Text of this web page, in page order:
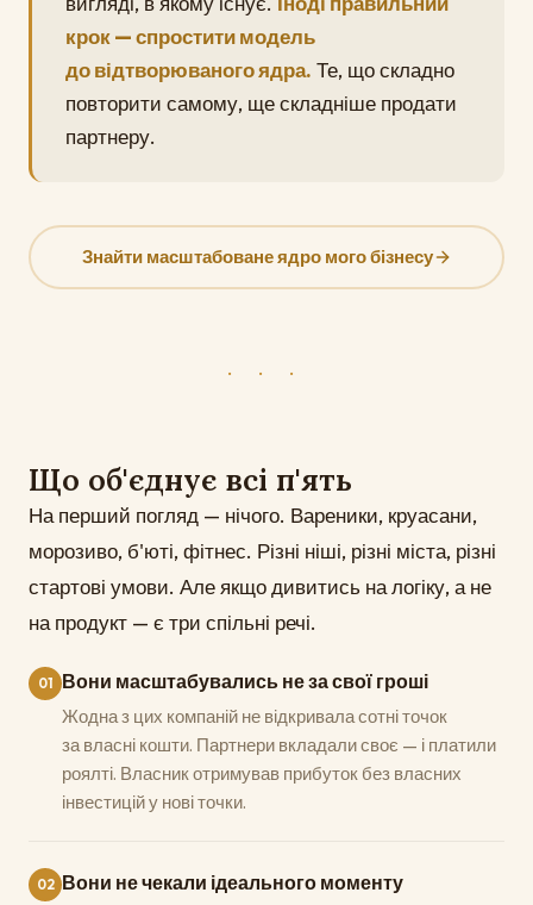
крок — спростити модель
до відтворюваного ядра. Те, що складно
повторити самому, ще складніше продати
партнеру.
Знайти масштабоване ядро мого бізнесу
· · ·
Що об'єднує всі п'ять
На перший погляд — нічого. Вареники, круасани,
морозиво, б'юті, фітнес. Різні ніші, різні міста, різні
стартові умови. Але якщо дивитись на логіку, а не
на продукт — є три спільні речі.
01 Вони масштабувались не за свої гроші
Жодна з цих компаній не відкривала сотні точок
за власні кошти. Партнери вкладали своє — і платили
роялті. Власник отримував прибуток без власних
інвестицій у нові точки.
02 Вони не чекали ідеального моменту